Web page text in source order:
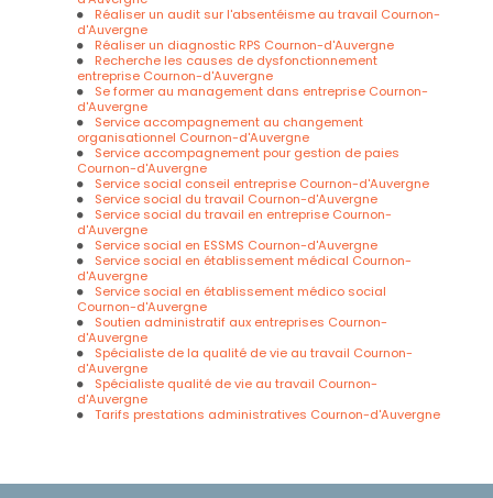
Réaliser un audit sur l'absentéisme au travail Cournon-
d'Auvergne
Réaliser un diagnostic RPS Cournon-d'Auvergne
Recherche les causes de dysfonctionnement
entreprise Cournon-d'Auvergne
Se former au management dans entreprise Cournon-
d'Auvergne
Service accompagnement au changement
organisationnel Cournon-d'Auvergne
Service accompagnement pour gestion de paies
Cournon-d'Auvergne
Service social conseil entreprise Cournon-d'Auvergne
Service social du travail Cournon-d'Auvergne
Service social du travail en entreprise Cournon-
d'Auvergne
Service social en ESSMS Cournon-d'Auvergne
Service social en établissement médical Cournon-
d'Auvergne
Service social en établissement médico social
Cournon-d'Auvergne
Soutien administratif aux entreprises Cournon-
d'Auvergne
Spécialiste de la qualité de vie au travail Cournon-
d'Auvergne
Spécialiste qualité de vie au travail Cournon-
d'Auvergne
Tarifs prestations administratives Cournon-d'Auvergne